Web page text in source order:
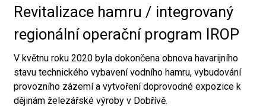
Revitalizace hamru / integrovaný
regionální operační program IROP
V květnu roku 2020 byla dokončena obnova havarijního
stavu technického vybavení vodního hamru, vybudování
provozního zázemí a vytvoření doprovodné expozice k
dějinám železářské výroby v Dobřívě.